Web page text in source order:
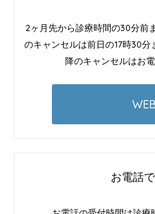
2ヶ月先から診療時間の30分前
のキャンセルは前日の17時30
降のキャンセルはお
お電話